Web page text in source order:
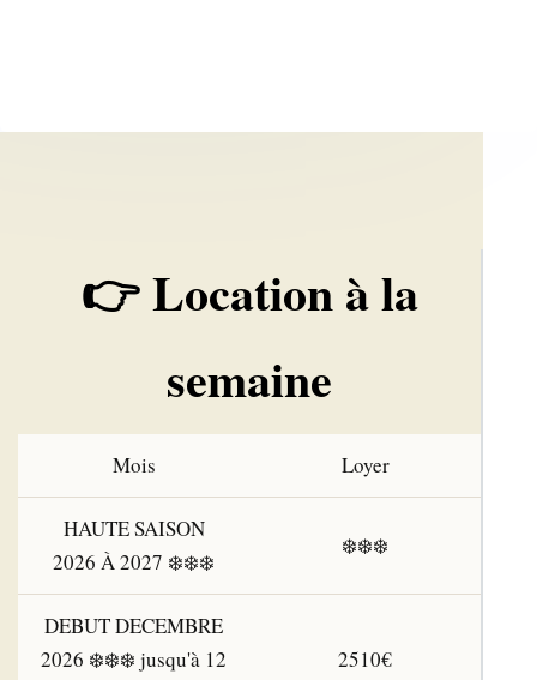
👉 Location à la
semaine
Mois Loyer
HAUTE SAISON
2026 À 2027 ❄️❄️❄️
❄️❄️❄️
DEBUT DECEMBRE
2026 ❄️❄️❄️ jusqu'à 12
2510€